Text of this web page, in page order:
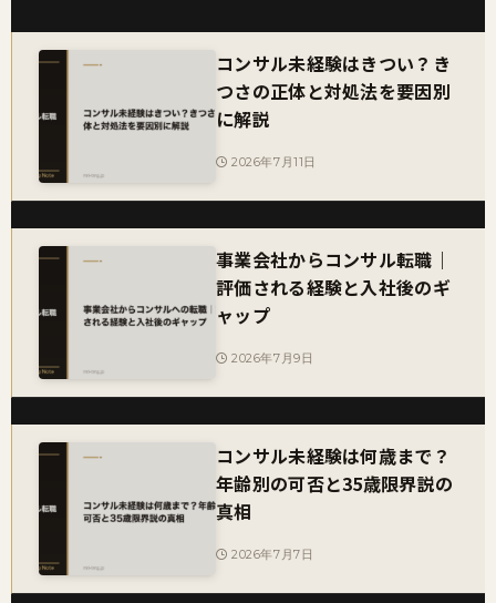
コンサル未経験はきつい？き
つさの正体と対処法を要因別
に解説
2026年7月11日
事業会社からコンサル転職｜
評価される経験と入社後のギ
ャップ
2026年7月9日
コンサル未経験は何歳まで？
年齢別の可否と35歳限界説の
真相
2026年7月7日